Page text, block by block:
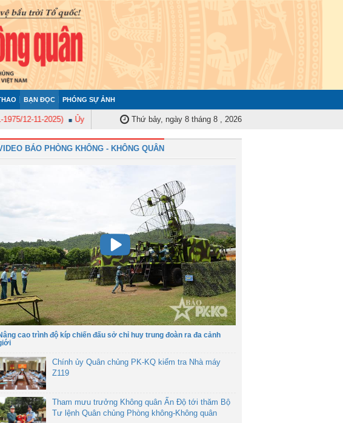
BẠN ĐỌC PHÓNG SỰ ẢNH
11-2025) Ủy ban Kiểm tra Quân ủy Trung ương tập huấn nghiệp vụ công tác kiểm tra, giám
Thứ bảy, ngày 8 tháng 8 , 2026
BÁO PHÒNG KHÔNG - KHÔNG QUÂN
cao trình độ kíp chiến đấu sở chỉ huy trung đoàn ra đa cảnh
Chính ủy Quân chủng PK-KQ kiểm tra Nhà máy
Z119
Tham mưu trưởng Không quân Ấn Độ tới thăm Bộ
Tư lệnh Quân chủng Phòng không-Không quân